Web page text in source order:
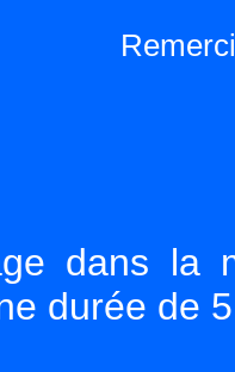
dans la
durée de